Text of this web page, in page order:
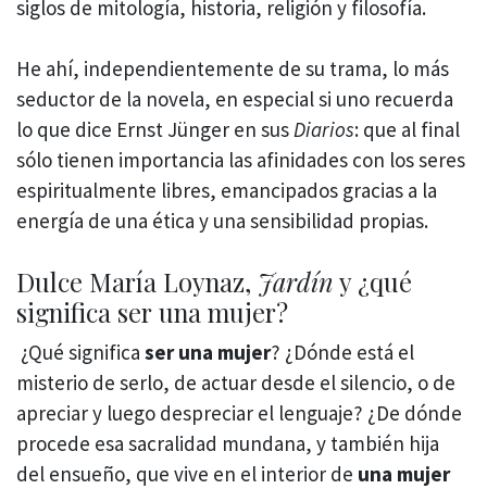
siglos de mitología, historia, religión y filosofía.
He ahí, independientemente de su trama, lo más
seductor de la novela, en especial si uno recuerda
lo que dice Ernst Jünger en susDiarios: que al final
sólo tienen importancia las afinidades con los seres
espiritualmente libres, emancipados gracias a la
energía de una ética y una sensibilidad propias.
Dulce María Loynaz, Jardíny ¿qué
significa ser una mujer?
¿Qué significa ser una mujer? ¿Dónde está el
misterio de serlo, de actuar desde el silencio, o de
apreciar y luego despreciar el lenguaje? ¿De dónde
procede esa sacralidad mundana, y también hija
del ensueño, que vive en el interior de una mujer